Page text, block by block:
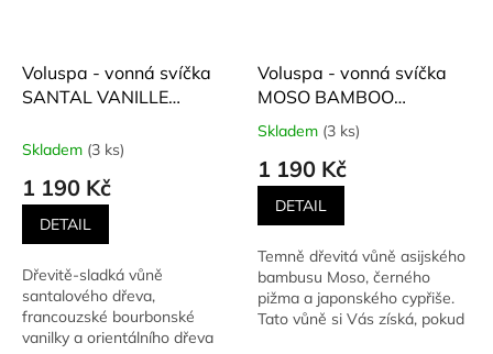
Voluspa - vonná svíčka
SANTAL VANILLE
Skladem (3 ks)
1 190 Kč
DETAIL
Dřevitě-sladká vůně
santalového dřeva,
francouzské bourbonské
vanilky a orientálního dřeva
Voluspa - vonná svíčka
MOSO BAMBOO
(Bambus Moso) 510 g
Průměrné
produktu
5,0
5
hvězdiček.
Skladem (3 ks)
1 190 Kč
DETAIL
Temně dřevitá vůně asijského
bambusu Moso, černého
pižma a japonského cypřiše.
Tato vůně si Vás získá, pokud